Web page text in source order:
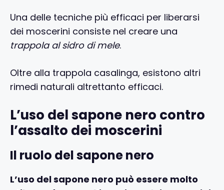
Una delle tecniche più efficaci per liberarsi
dei moscerini consiste nel creare una
trappola al sidro di mele.
Oltre alla trappola casalinga, esistono altri
rimedi naturali altrettanto efficaci.
L’uso del sapone nero contro
l’assalto dei moscerini
Il ruolo del sapone nero
L’uso del sapone nero può essere molto